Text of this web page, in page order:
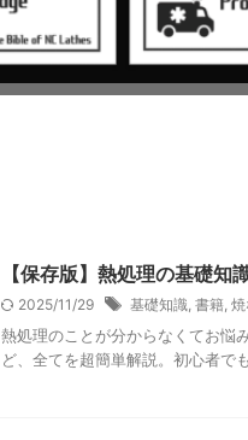
【保存版】熱処理の基礎
2025/11/29 基礎知識 書籍 焼
熱処理のことが分からなくてお悩
ど、全てを超簡単解説。初心者で